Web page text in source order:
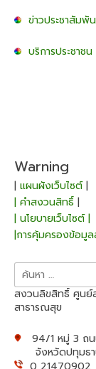
ข่าวประชาสัมพั
บริการประชาชน
Warning
| แผนผังเว็บไซต์|
| คำสงวนสิทธิ์ |
| นโยบายเว็บไซต์ |
|การคุ้มครองข้อมู
ค้นหา
สำหรับ:
สงวนลิขสิทธิ์ ศูนย์
สาธารณสุข
94/1 หมู่ 3 ถน
จังหวัดปทุมธา